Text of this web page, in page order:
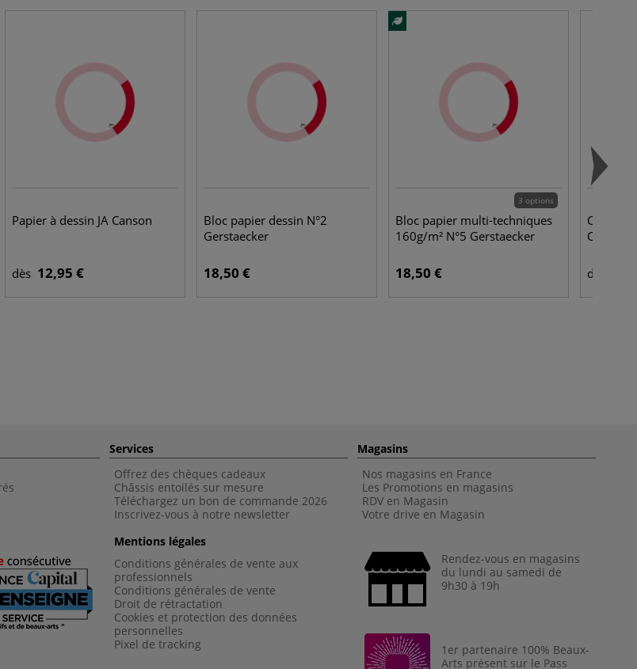
Papier à dessin JA Canson
dès 12,95 €
Bloc papier dessin N°2
Gerstaecker
18,50 €
3 options
Bloc papier multi-techniques
160g/m² N°5 Gerstaecker
18,50 €
Carton
dès
Services
Offrez des chèques cadeaux
Châssis entoilés sur mesure
Téléchargez un bon de commande 2026
Inscrivez-vous à notre newsletter
Mentions légales
Conditions générales de vente aux
professionnels
Conditions générales de vente
Droit de rétractation
Cookies et protection des données
personnelles
Pixel de tracking
Magasins
Nos magasins en France
Les Promotions en magasins
RDV en Magasin
Votre drive en Magasin
Rendez-vous en magasins
du lundi au samedi de
9h30 à 19h
1er partenaire 100% Beaux-
Arts présent sur le Pass